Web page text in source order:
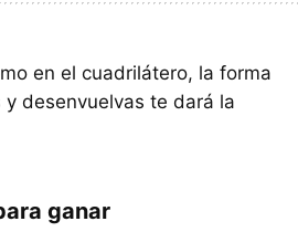
en el cuadrilátero, la forma
desenvuelvas te dará la
ganar